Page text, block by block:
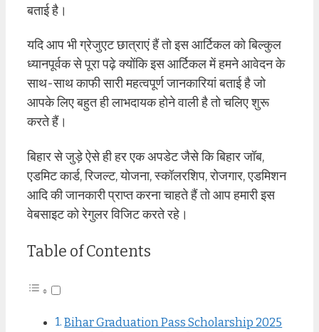
बताई है।
यदि आप भी ग्रेजुएट छात्राएं हैं तो इस आर्टिकल को बिल्कुल
ध्यानपूर्वक से पूरा पढ़े क्योंकि इस आर्टिकल में हमने आवेदन के
साथ-साथ काफी सारी महत्वपूर्ण जानकारियां बताई है जो
आपके लिए बहुत ही लाभदायक होने वाली है तो चलिए शुरू
करते हैं।
बिहार से जुड़े ऐसे ही हर एक अपडेट जैसे कि बिहार जॉब,
एडमिट कार्ड, रिजल्ट, योजना, स्कॉलरशिप, रोजगार, एडमिशन
आदि की जानकारी प्राप्त करना चाहते हैं तो आप हमारी इस
वेबसाइट को रेगुलर विजिट करते रहे।
Table of Contents
Bihar Graduation Pass Scholarship 2025